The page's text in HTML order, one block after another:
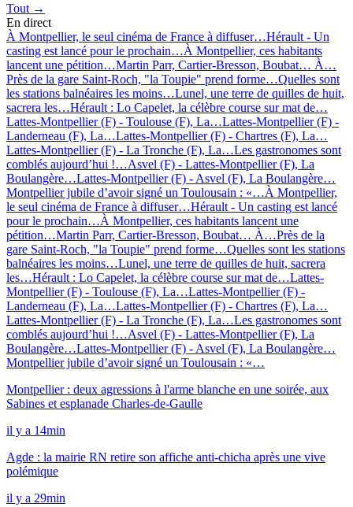
Tout →
En direct
À Montpellier, le seul cinéma de France à diffuser…Hérault - Un
casting est lancé pour le prochain…À Montpellier, ces habitants
lancent une pétition…Martin Parr, Cartier-Bresson, Boubat… À…
Près de la gare Saint-Roch, "la Toupie" prend forme…Quelles sont
les stations balnéaires les moins…Lunel, une terre de quilles de huit,
sacrera les…Hérault : Lo Capelet, la célèbre course sur mat de…
Lattes-Montpellier (F) - Toulouse (F), La…Lattes-Montpellier (F) -
Landerneau (F), La…Lattes-Montpellier (F) - Chartres (F), La…
Lattes-Montpellier (F) - La Tronche (F), La…Les gastronomes sont
comblés aujourd’hui !…Asvel (F) - Lattes-Montpellier (F), La
Boulangère…Lattes-Montpellier (F) - Asvel (F), La Boulangère…
Montpellier jubile d’avoir signé un Toulousain : «…À Montpellier,
le seul cinéma de France à diffuser…Hérault - Un casting est lancé
pour le prochain…À Montpellier, ces habitants lancent une
pétition…Martin Parr, Cartier-Bresson, Boubat… À…Près de la
gare Saint-Roch, "la Toupie" prend forme…Quelles sont les stations
balnéaires les moins…Lunel, une terre de quilles de huit, sacrera
les…Hérault : Lo Capelet, la célèbre course sur mat de…Lattes-
Montpellier (F) - Toulouse (F), La…Lattes-Montpellier (F) -
Landerneau (F), La…Lattes-Montpellier (F) - Chartres (F), La…
Lattes-Montpellier (F) - La Tronche (F), La…Les gastronomes sont
comblés aujourd’hui !…Asvel (F) - Lattes-Montpellier (F), La
Boulangère…Lattes-Montpellier (F) - Asvel (F), La Boulangère…
Montpellier jubile d’avoir signé un Toulousain : «…
Montpellier : deux agressions à l'arme blanche en une soirée, aux
Sabines et esplanade Charles-de-Gaulle
il y a 14min
Agde : la mairie RN retire son affiche anti-chicha après une vive
polémique
il y a 29min